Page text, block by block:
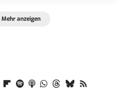
Mehr anzeigen